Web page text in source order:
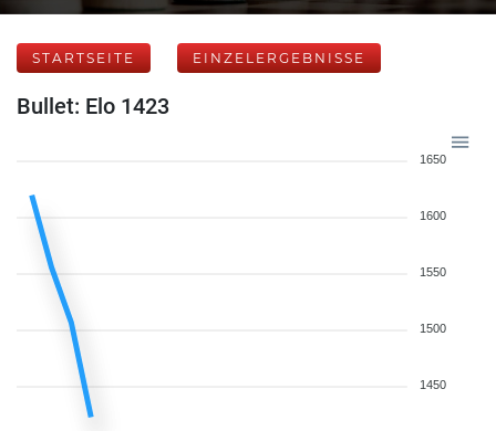
STARTSEITE EINZELERGEBNISSE
Bullet: Elo 1423
1650
1600
1550
1500
1450